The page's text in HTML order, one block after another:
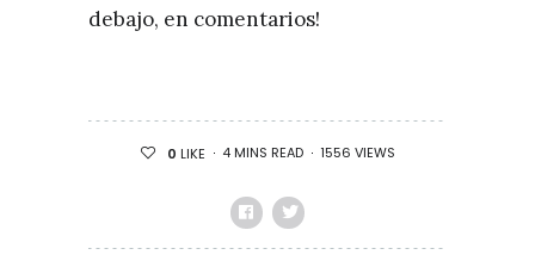
debajo, en comentarios!
0 LIKE 4 MINS READ 1556 VIEWS